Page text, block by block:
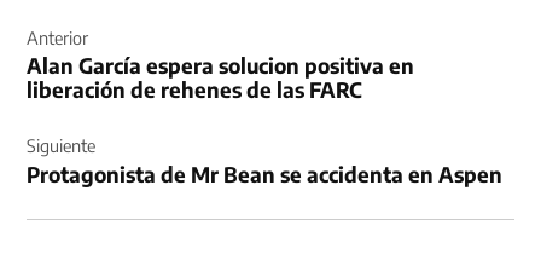
de
entradas
Anterior
Alan García espera solucion positiva en
liberación de rehenes de las FARC
Siguiente
Protagonista de Mr Bean se accidenta en Aspen